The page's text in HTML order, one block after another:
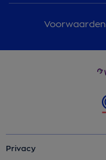
Voorwaarden
Privacy